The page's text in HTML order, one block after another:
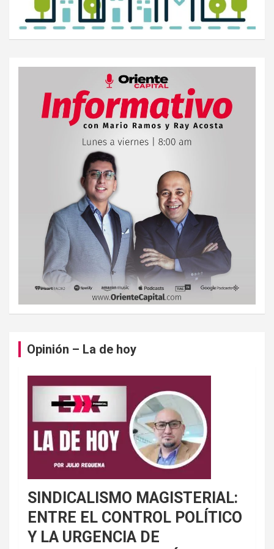
Opinión – La de hoy
SINDICALISMO MAGISTERIAL:
ENTRE EL CONTROL POLÍTICO
Y LA URGENCIA DE